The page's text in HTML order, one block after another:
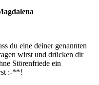
du eine deiner genannten
wirst und drücken dir
Störenfriede ein
:-**!